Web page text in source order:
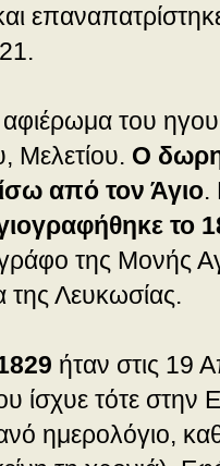
αφιέρωμα του
Μελετίου. Ο
από τον Άγιο.
το
της Μονής
της Λευκωσίας.
ήταν στις 19
ίσχυε τότε στην
ημερολόγιο,